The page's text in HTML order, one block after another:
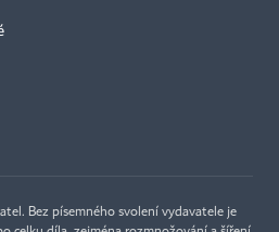
Bez písemného svolení vydavatele je